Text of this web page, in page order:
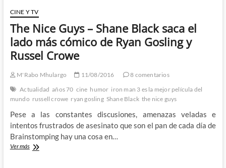
Arma
Letal:
Estoy
demasiado
viejo
para
mierda
CINE Y TV
The Nice Guys – Shane Black saca el
lado más cómico de Ryan Gosling y
Russel Crowe
M'Rabo Mhulargo 11/08/2016
8 comentarios
Actualidad años 70 cine humor iron man 3 es la mejor película del
mundo russell crowe ryan gosling Shane Black the nice guys
Pese a las constantes discusiones, amenazas veladas e
intentos frustrados de asesinato que son el pan de cada día de
Brainstomping hay una cosa en…
Ver másThe